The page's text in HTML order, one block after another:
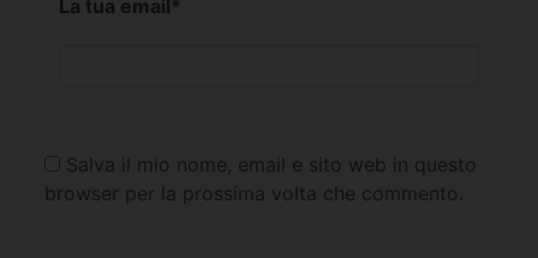
La tua email*
Salva il mio nome, email e sito web in questo
browser per la prossima volta che commento.